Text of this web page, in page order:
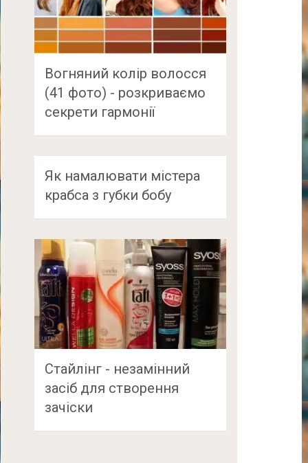
Вогняний колір волосся
(41 фото) - розкриваємо
секрети гармонії
Як намалювати містера
крабса з губки бобу
Стайлінг - незамінний
засіб для створення
зачіски